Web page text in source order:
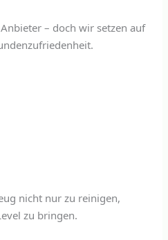
– doch wir setzen auf
nicht nur zu reinigen,
zu bringen.